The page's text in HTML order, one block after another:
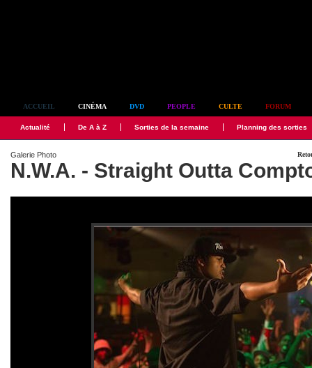
ACCUEIL CINÉMA DVD PEOPLE CULTE FORUM
Actualité De A à Z Sorties de la semaine Planning des sorties
Galerie Photo
N.W.A. - Straight Outta